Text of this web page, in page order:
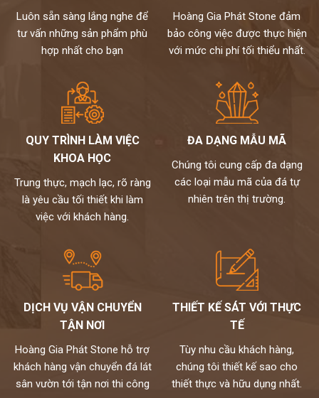
Luôn sẵn sàng lắng nghe để
tư vấn những sản phẩm phù
hợp nhất cho bạn
Hoàng Gia Phát Stone đảm
bảo công việc được thực hiện
với mức chi phí tối thiểu nhất.
QUY TRÌNH LÀM VIỆC
KHOA HỌC
Trung thực, mạch lạc, rõ ràng
là yêu cầu tối thiết khi làm
việc với khách hàng.
ĐA DẠNG MẪU MÃ
Chúng tôi cung cấp đa dạng
các loại mẫu mã của đá tự
nhiên trên thị trường.
DỊCH VỤ VẬN CHUYỂN
TẬN NƠI
Hoàng Gia Phát Stone hỗ trợ
khách hàng vận chuyển đá lát
sân vườn tới tận nơi thi công
THIẾT KẾ SÁT VỚI THỰC
TẾ
Tùy nhu cầu khách hàng,
chúng tôi thiết kế sao cho
thiết thực và hữu dụng nhất.